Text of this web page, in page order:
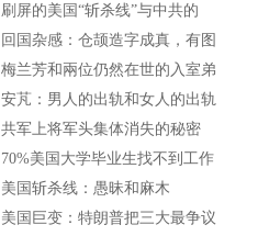
刷屏的美国“斩杀线”与中共的
回国杂感：仓颉造字成真，有图
梅兰芳和兩位仍然在世的入室弟
安芃：男人的出轨和女人的出轨
共军上将军头集体消失的秘密
70%美国大学毕业生找不到工作
美国斩杀线：愚昧和麻木
美国巨变：特朗普把三大最争议